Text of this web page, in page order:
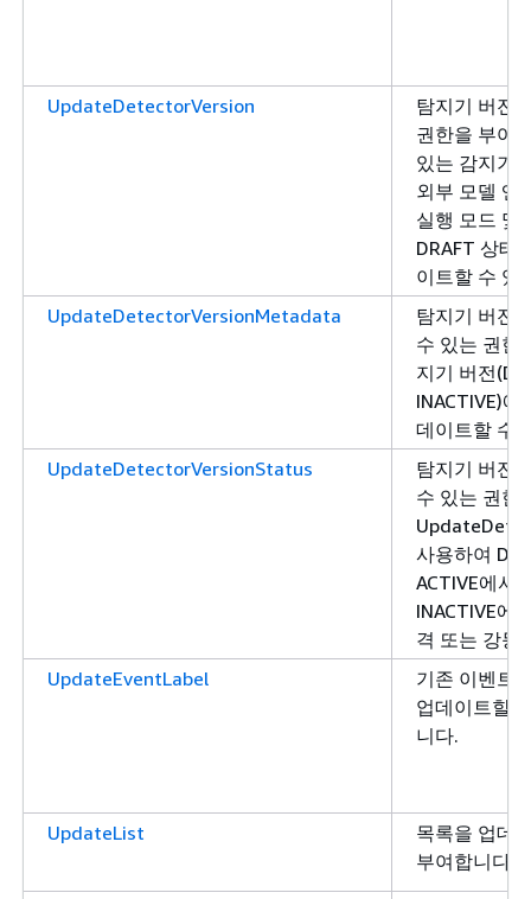
UpdateDetectorVersion
탐지기 버전
권한을 부여
있는 감지기
외부 모델 엔
실행 모드 및
DRAFT 상태
이트할 수 있
UpdateDetectorVersionMetadata
탐지기 버전
수 있는 권한
지기 버전
INACTIVE)
데이트할 수
UpdateDetectorVersionStatus
탐지기 버전
수 있는 권한
사용하여
ACTIVE에서
INACTIVE에
격 또는 강등
UpdateEventLabel
기존 이벤트
업데이트할
니다.
UpdateList
목록을 업데
부여합니다.